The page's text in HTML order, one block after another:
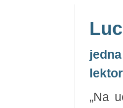
„Na